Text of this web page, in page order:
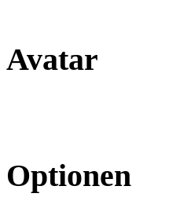
Avatar
Optionen